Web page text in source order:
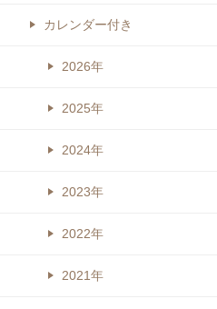
カレンダー付き
2026年
2025年
2024年
2023年
2022年
2021年